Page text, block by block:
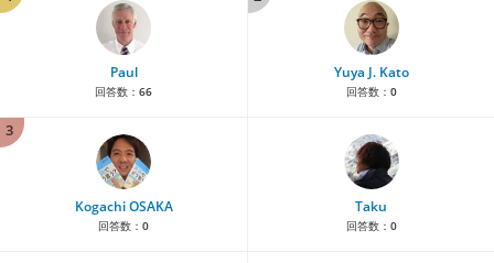
Paul
回答数： 66
Yuya J. Kato
回答数： 0
3
Kogachi OSAKA
回答数： 0
Taku
回答数： 0